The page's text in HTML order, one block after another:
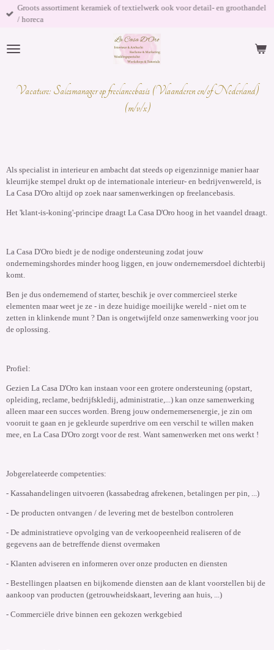
Ga
direct
de
Groots assortiment keramiek of textielwerk ook voor detail- en groothandel
/ horeca
Vacature: Salesmanager op freelancebasis (Vlaanderen en/of Nederland)
(m/v/x)
Als specialist in interieur en ambacht dat steeds op eigenzinnige manier haar
kleurrijke stempel drukt op de internationale interieur- en bedrijvenwereld, is
La Casa D'Oro altijd op zoek naar samenwerkingen op freelancebasis.
Het 'klant-is-koning'-principe draagt La Casa D'Oro hoog in het vaandel draagt.
La Casa D'Oro biedt je de nodige ondersteuning zodat jouw
ondernemingshordes minder hoog liggen, en jouw ondernemersdoel dichterbij
komt.
Ben je dus ondernemend of starter, beschik je over commercieel sterke
elementen maar weet je ze - in deze huidige moeilijke wereld - niet om te
zetten in klinkende munt ? Dan is ongetwijfeld onze samenwerking voor jou
de oplossing.
Profiel:
Gezien La Casa D'Oro kan instaan voor een grotere ondersteuning (opstart,
opleiding, reclame, bedrijfskledij, administratie,...) kan onze samenwerking
alleen maar een succes worden. Breng jouw ondernemersenergie, je zin om
vooruit te gaan en je gekleurde superdrive om een verschil te willen maken
mee, en La Casa D'Oro zorgt voor de rest. Want samenwerken met ons werkt !
Jobgerelateerde competenties:
- Kassahandelingen uitvoeren (kassabedrag afrekenen, betalingen per pin, ...)
- De producten ontvangen / de levering met de bestelbon controleren
- De administratieve opvolging van de verkoopeenheid realiseren of de
gegevens aan de betreffende dienst overmaken
- Klanten adviseren en informeren over onze producten en diensten
- Bestellingen plaatsen en bijkomende diensten aan de klant voorstellen bij de
aankoop van producten (getrouwheidskaart, levering aan huis, ...)
- Commerciële drive binnen een gekozen werkgebied